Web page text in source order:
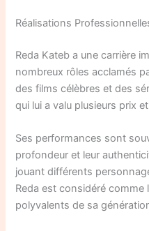
Réalisations
Reda Kateb a une carrière
nombreux rôles acclamés
des films célèbres et des
qui lui a valu plusieurs prix
Ses performances sont
profondeur et leur
jouant différents
Reda est considéré comme
polyvalents de sa